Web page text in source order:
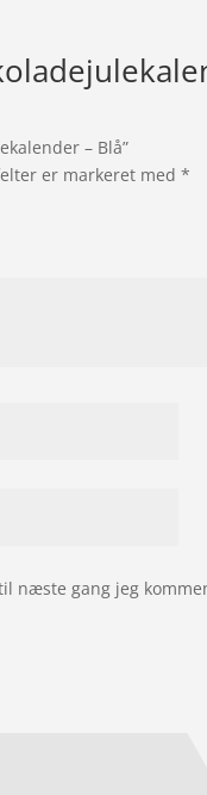
– Blå”
er markeret med*
næste gang jeg